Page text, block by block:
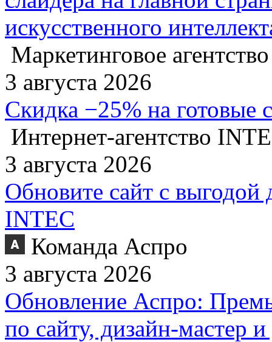
искусственного
Маркетинговое
3 августа 2026
Скидка −25% на готовые
Интернет-агентство
3 августа 2026
Обновите сайт с выгодой
INTEC
Команда Аспро
3 августа 2026
Обновление Аспро:
по сайту, дизайн-мастер